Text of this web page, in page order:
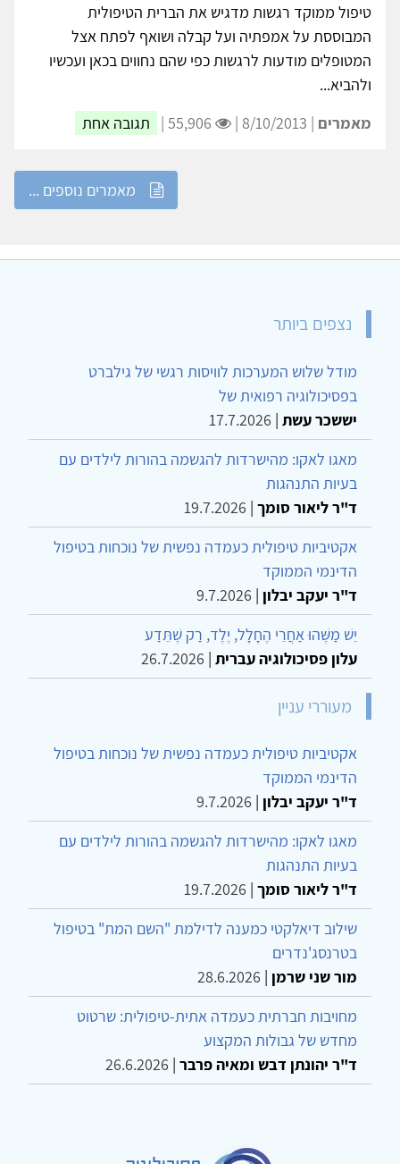
טיפול ממוקד רגשות מדגיש את הברית הטיפולית
המבוססת על אמפתיה ועל קבלה ושואף לפתח אצל
המטופלים מודעות לרגשות כפי שהם נחווים בכאן ועכשיו
ולהביא...
מאמרים | 8/10/2013 | תגובה אחת
מאמרים נוספים ...
נצפים ביותר
מודל שלוש המערכות לוויסות רגשי של גילברט
בפסיכולוגיה רפואית של
יששכר עשת |
17.7.2026
מאגו לאקו: מהישרדות להגשמה בהורות לילדים עם
בעיות התנהגות
ד"ר ליאור סומך |
19.7.2026
אקטיביות טיפולית כעמדה נפשית של נוכחות בטיפול
הדינמי הממוקד
ד"ר יעקב יבלון |
9.7.2026
יֵשׁ מַשֶּׁהוּ אַחֲרֵי הֶחָלָל, יֶלֶד, רַק שֶׁתֵּדַע
עלון פסיכולוגיה עברית |
26.7.2026
מעוררי עניין
אקטיביות טיפולית כעמדה נפשית של נוכחות בטיפול
הדינמי הממוקד
ד"ר יעקב יבלון |
9.7.2026
מאגו לאקו: מהישרדות להגשמה בהורות לילדים עם
בעיות התנהגות
ד"ר ליאור סומך |
19.7.2026
שילוב דיאלקטי כמענה לדילמת "השם המת" בטיפול
בטרנסג'נדרים
מור שני שרמן |
28.6.2026
מחויבות חברתית כעמדה אתית-טיפולית: שרטוט
מחדש של גבולות המקצוע
ד"ר יהונתן דבש ומאיה פרבר |
26.6.2026